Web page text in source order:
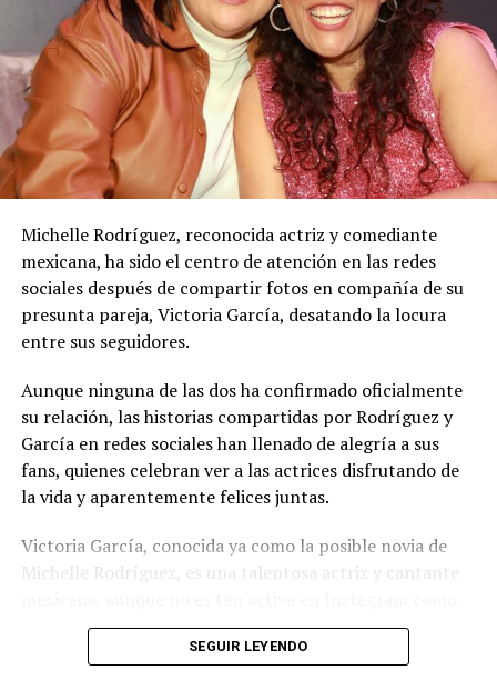
Michelle Rodríguez, reconocida actriz y comediante
mexicana, ha sido el centro de atención en las redes
sociales después de compartir fotos en compañía de su
presunta pareja, Victoria García, desatando la locura
entre sus seguidores.
Aunque ninguna de las dos ha confirmado oficialmente
su relación, las historias compartidas por Rodríguez y
García en redes sociales han llenado de alegría a sus
fans, quienes celebran ver a las actrices disfrutando de
la vida y aparentemente felices juntas.
Victoria García, conocida ya como la posible novia de
Michelle Rodríguez, es una talentosa actriz y cantante
su famosa compañera. Sin embargo, su presencia en
eventos junto a Rodríguez ha llamado la atención de
SEGUIR LEYENDO